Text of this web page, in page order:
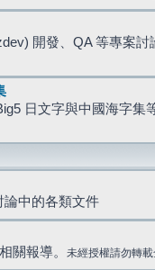
開發、QA 等專案討
日文字與中國海字集
論中的各類文件
關報導。 未經授權請勿轉